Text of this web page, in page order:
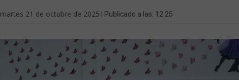
martes 21 de octubre de 2025 | Publicado a las: 12:25